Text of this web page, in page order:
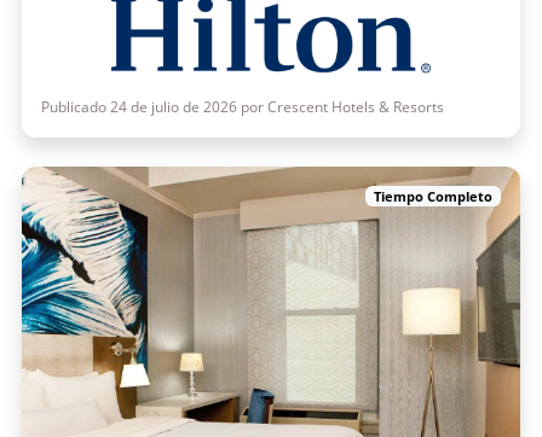
Publicado 24 de julio de 2026 por Crescent Hotels & Resorts
Tiempo Completo